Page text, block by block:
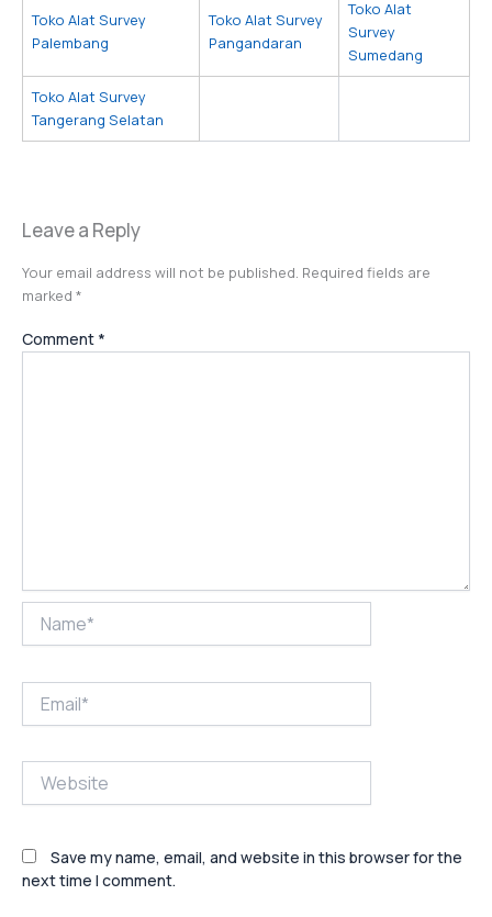
Toko Alat Survey
Palembang
Toko Alat Survey
Pangandaran
Toko Alat
Survey
Sumedang
Toko Alat Survey
Tangerang Selatan
Leave a Reply
Your email address will not be published. Required fields are
marked *
Comment *
Save my name, email, and website in this browser for the
next time I comment.